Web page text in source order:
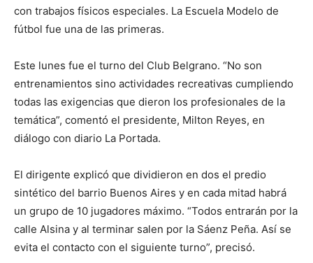
con trabajos físicos especiales. La Escuela Modelo de
fútbol fue una de las primeras.
Este lunes fue el turno del Club Belgrano. “No son
entrenamientos sino actividades recreativas cumpliendo
todas las exigencias que dieron los profesionales de la
temática”, comentó el presidente, Milton Reyes, en
diálogo con diario La Portada.
El dirigente explicó que dividieron en dos el predio
sintético del barrio Buenos Aires y en cada mitad habrá
un grupo de 10 jugadores máximo. “Todos entrarán por la
calle Alsina y al terminar salen por la Sáenz Peña. Así se
evita el contacto con el siguiente turno”, precisó.